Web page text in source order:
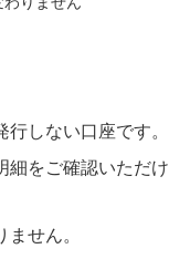
しない口座です。
細をご確認いただけ
せん。